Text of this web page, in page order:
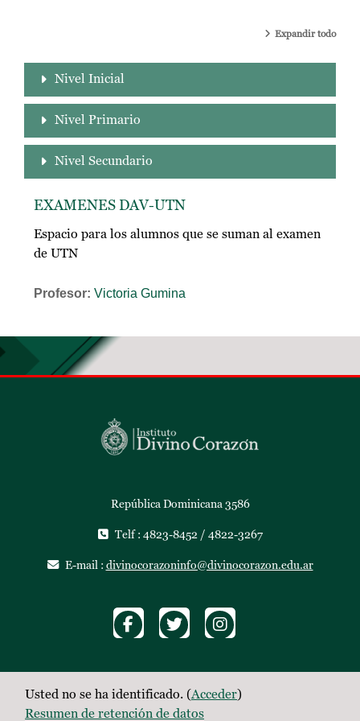
Expandir todo
Nivel Inicial
Nivel Primario
Nivel Secundario
EXAMENES DAV-UTN
Espacio para los alumnos que se suman al examen
de UTN
Profesor: Victoria Gumina
República Dominicana 3586
Telf : 4823-8452 / 4822-3267
E-mail : divinocorazoninfo@divinocorazon.edu.ar
Usted no se ha identificado. (Acceder)
Resumen de retención de datos